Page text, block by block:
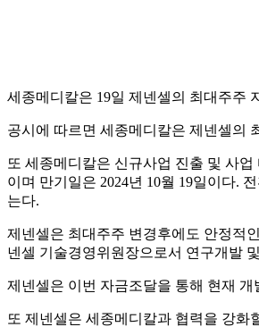
세종메디칼은 19일 제넨셀의 최대주주
공시에 따르면 세종메디칼은 제넨셀의
또 세종메디칼은 신규사업 진출 및 사
이며 만기일은 2024년 10월 19일이다.
는다.
제넨셀은 최대주주 변경후에도 안정적
넨셀 기술경영위원장으로서 연구개발
제넨셀은 이번 자금조달을 통해 현재
또 제넨셀은 세종메디칼과 협력을 강화